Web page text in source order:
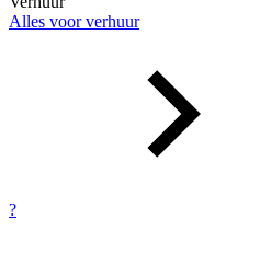
Alles voor verhuur
?